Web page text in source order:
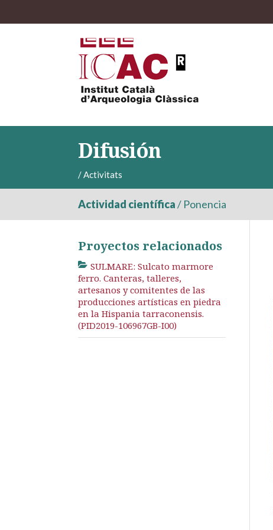
Difusión
/Activitats
Actividad científica/ Ponencia
Proyectos relacionados
SULMARE: Sulcato marmore
ferro. Canteras, talleres,
artesanos y comitentes de las
producciones artísticas en piedra
en la Hispania tarraconensis.
(PID2019-106967GB-I00)